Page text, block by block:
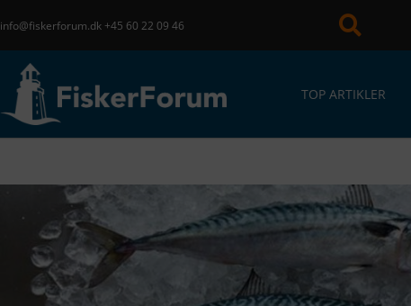
info@fiskerforum.dk +45 60 22 09 46
TOP ARTIKLER